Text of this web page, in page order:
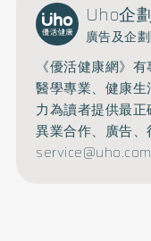
Uho企
廣告及企
《優活健康網》
醫學專業、健康
力為讀者提供最正
異業合作、廣告、